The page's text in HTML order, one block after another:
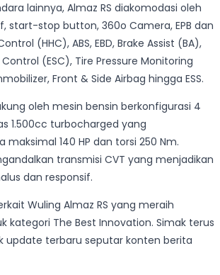
lainnya, Almaz RS diakomodasi oleh
start-stop button, 360o Camera, EPB dan
(HHC), ABS, EBD, Brake Assist (BA),
(ESC), Tire Pressure Monitoring
Front & Side Airbag hingga ESS.
oleh mesin bensin berkonfigurasi 4
1.500cc turbocharged yang
maksimal 140 HP dan torsi 250 Nm.
transmisi CVT yang menjadikan
dan responsif.
Wuling Almaz RS yang meraih
kategori The Best Innovation. Simak terus
update terbaru seputar konten berita